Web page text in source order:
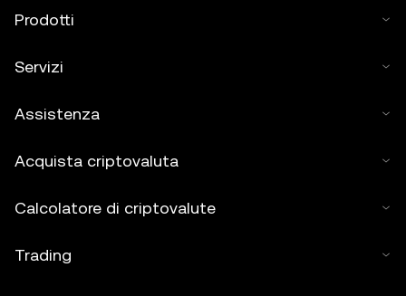
Prodotti
Servizi
Assistenza
Acquista criptovaluta
Calcolatore di criptovalute
Trading